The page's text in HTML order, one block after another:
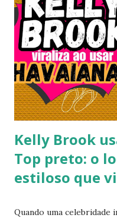
transmitida de geração
alagoano? O grande
habilidade de traduzir a
acessório de moda
da versatilidade que
união perfeita entre a
urbana que o seu guarda-
Kelly Brook
Top preto: o
estiloso que
Quando uma celebridade